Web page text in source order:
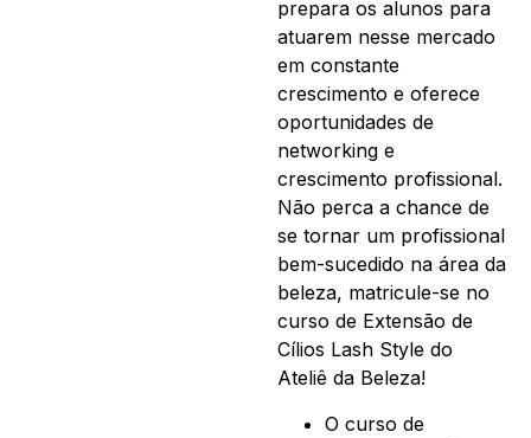
prepara os alunos para
atuarem nesse mercado
em constante
crescimento e oferece
oportunidades de
networking e
crescimento profissional.
Não perca a chance de
se tornar um profissional
bem-sucedido na área da
beleza, matricule-se no
curso de Extensão de
Cílios Lash Style do
Ateliê da Beleza!
O curso de